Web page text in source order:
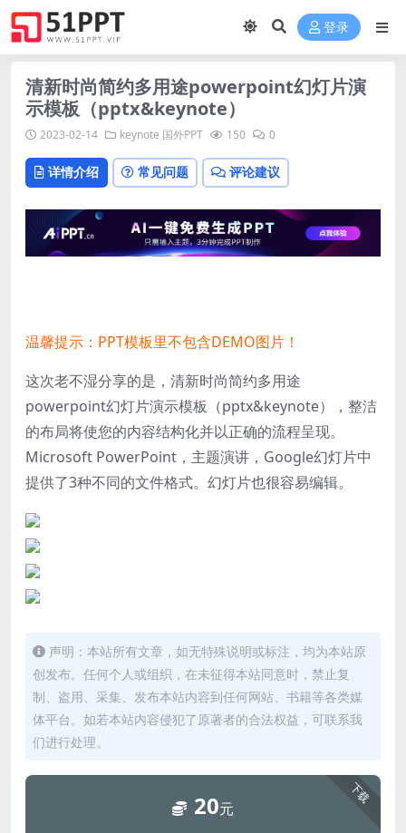
登录
清新时尚简约多用途powerpoint幻灯片演
示模板（pptx&keynote）
2023-02-14 keynote 国外PPT 150 0
详情介绍 常见问题 评论建议
温馨提示：PPT模板里不包含DEMO图片！
这次老不湿分享的是，清新时尚简约多用途
powerpoint幻灯片演示模板（pptx&keynote），整洁
的布局将使您的内容结构化并以正确的流程呈现。
Microsoft PowerPoint，主题演讲，Google幻灯片中
提供了3种不同的文件格式。幻灯片也很容易编辑。
声明：本站所有文章，如无特殊说明或标注，均为本站原
创发布。任何个人或组织，在未征得本站同意时，禁止复
制、盗用、采集、发布本站内容到任何网站、书籍等各类媒
体平台。如若本站内容侵犯了原著者的合法权益，可联系我
们进行处理。
下载
20元